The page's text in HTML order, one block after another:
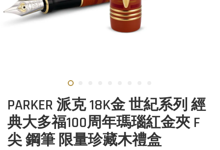
PARKER 派克 18K金 世紀系列 經
典大多福100周年瑪瑙紅金夾 F
尖 鋼筆 限量珍藏木禮盒